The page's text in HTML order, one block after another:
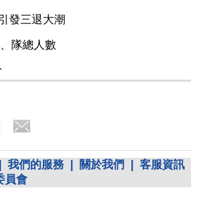
引發三退大潮
隊總人數
我們的服務 關於我們
客服資訊
員會